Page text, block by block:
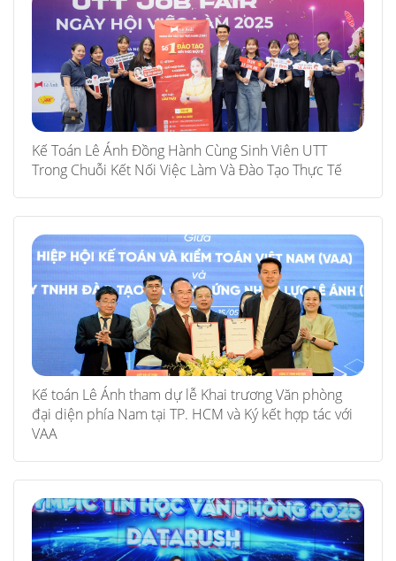
Kế Toán Lê Ánh Đồng Hành Cùng Sinh Viên UTT
Trong Chuỗi Kết Nối Việc Làm Và Đào Tạo Thực Tế
Kế toán Lê Ánh tham dự lễ Khai trương Văn phòng
đại diện phía Nam tại TP. HCM và Ký kết hợp tác với
VAA